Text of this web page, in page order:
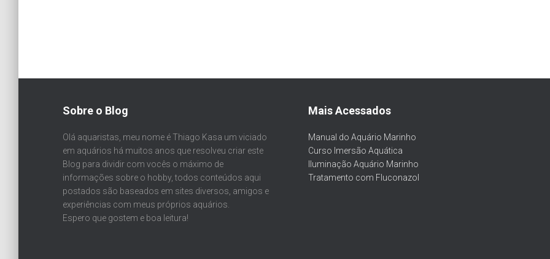
Sobre o Blog
Olá aquaristas, meu nome é Thiago Kasa um viciado
em aquários há muitos anos que resolveu criar este
Blog para dividir com vocês o máximo de
informações sobre o hobby, todos conteúdos aqui
postados são baseados em sites diversos, amigos e
experiências com meus próprios aquários.
Espero que gostem e boa leitura!
Mais Acessados
Manual do Aquário Marinho
Curso Imersão Aquática
Iluminação Aquário Marinho
Tratamento com Fluconazol